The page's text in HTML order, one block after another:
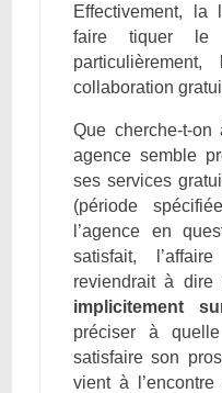
Effectivement,
faire tiquer le
collaboration
Que cherche-t-on
agence semble
ses services
(période
l’agence en
satisfait,
reviendrait à dire
implicitement
préciser à
satisfaire son
vient à